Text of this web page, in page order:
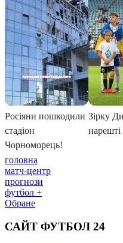
головна
матч-центр
прогнози
футбол +
Обране
САЙТ ФУТБОЛ 24